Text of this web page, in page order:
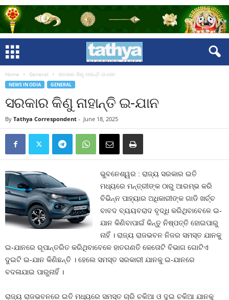
Home General ସରକାର କିଣୁ ନାହାନ୍ତି ଇ-ଯାନ
NEWS IN ODIA GENERAL
ସରକାର କିଣୁ ନାହାନ୍ତି ଇ-ଯାନ
By Tathya Correspondent - June 18, 2025
ଭୁବନେଶ୍ୱର : ରାଜ୍ୟ ସରକାର ଇତି
ମଧ୍ୟରେ ମନ୍ତ୍ରୀଙ୍କ ଠାରୁ ଆରମ୍ଭ କରି
ବିଭିନ୍ନ ପାହ୍ୟାର ଅଧିକାରୀଙ୍କ ଗାଡି ଖର୍ଚ୍ଚ
ବାବଦ ବ୍ୟୟବରାଦ ବୃଦ୍ଧି କରିଥିବାବେଳେ ଇ-
ଯାନ କିଣିବାପାଇଁ କିନ୍ତୁ ନିଷ୍ପତ୍ତି ହୋଇପାରୁ
ନାହିଁ । ରାଜ୍ୟ ରାଜଭବନ ନିଜର ସମସ୍ତ ଯାନକୁ
ଇ-ଯାନରେ ରୂପାନ୍ତରିତ କରିଥିବାବେଳେ ହାତଗଣତି କେତୋଟି ବିଭାଗ ଗୋଟିଏ
ଦୁଇଟି ଇ-ଯାନ କିଣିଛନ୍ତି । ହେଲେ ସମସ୍ତ ସରକାରୀ ଯାନକୁ ଇ-ଯାନରେ
ବଦଳାଯାଇ ପାରୁନାହିଁ ।
ରାଜ୍ୟ ରାଜଭବନରେ ଇତି ମଧ୍ୟରେ ସମସ୍ତ ଚାରି ଚକିଆ ଓ ଦୁଇ ଚକିଆ ଯାନକୁ